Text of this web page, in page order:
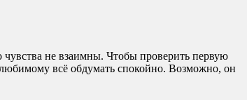
не взаимны. Чтобы проверить первую
всё обдумать спокойно. Возможно, он